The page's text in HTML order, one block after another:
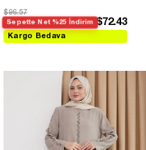
$96.57
Sepette Net %25 İndirim $72.43
Kargo Bedava